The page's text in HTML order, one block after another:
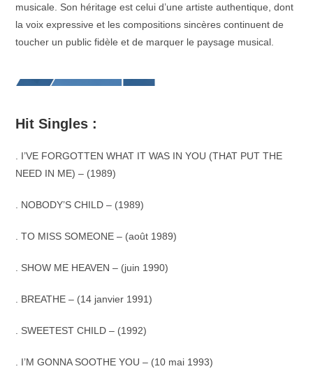
musicale. Son héritage est celui d’une artiste authentique, dont
la voix expressive et les compositions sincères continuent de
toucher un public fidèle et de marquer le paysage musical.
Hit Singles :
. I’VE FORGOTTEN WHAT IT WAS IN YOU (THAT PUT THE
NEED IN ME) – (1989)
. NOBODY’S CHILD – (1989)
. TO MISS SOMEONE – (août 1989)
. SHOW ME HEAVEN – (juin 1990)
. BREATHE – (14 janvier 1991)
. SWEETEST CHILD – (1992)
. I’M GONNA SOOTHE YOU – (10 mai 1993)